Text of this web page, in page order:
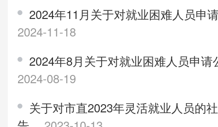
2024年11月关于对就业困难人员申
2024-11-18
2024年8月关于对就业困难人员申
2024-08-19
关于对市直2023年灵活就业人员的